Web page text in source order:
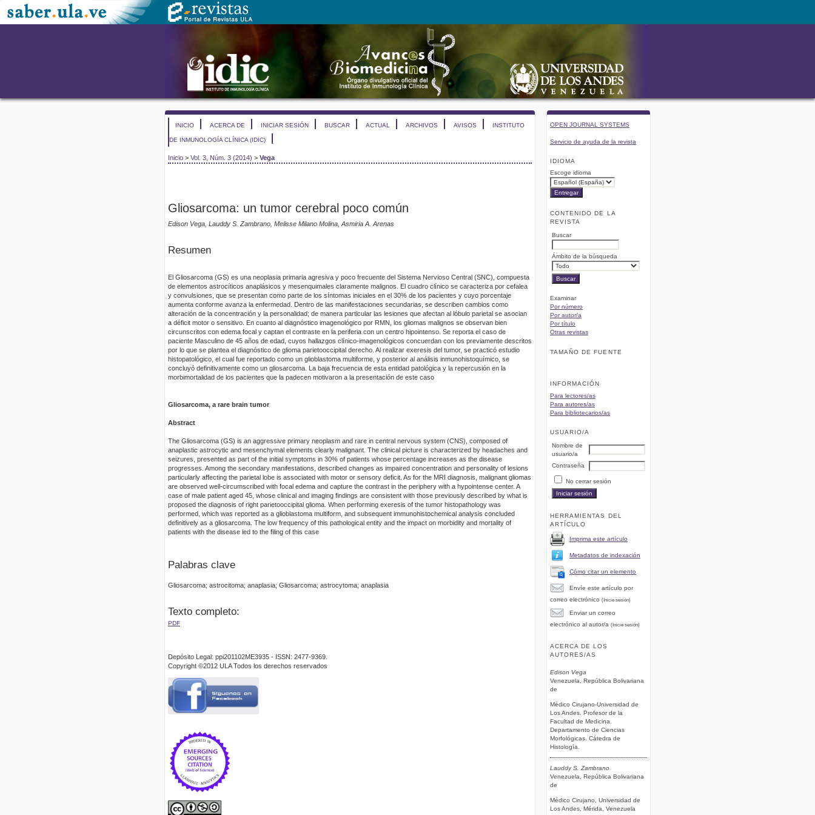
OPEN JOURNAL SYSTEMS
Servicio de ayuda de la revista
IDIOMA
Escoge idioma
CONTENIDO DE LA
REVISTA
Buscar
Ámbito de la búsqueda
Examinar
Por número
Por autor/a
Por título
Otras revistas
TAMAÑO DE FUENTE
INFORMACIÓN
Para lectores/as
Para autores/as
Para bibliotecarios/as
USUARIO/A
Nombre de
usuario/a
Contraseña
No cerrar sesión
HERRAMIENTAS DEL
ARTÍCULO
Imprima este artículo
Metadatos de indexación
Cómo citar un elemento
Envíe este artículo por
correo electrónico (Inicie sesión)
Enviar un correo
electrónico al autor/a (Inicie sesión)
ACERCA DE LOS
AUTORES/AS
Edison Vega
Venezuela, República Bolivariana
de
Médico Cirujano-Universidad de
Los Andes. Profesor de la
Facultad de Medicina.
Departamento de Ciencias
Morfológicas. Cátedra de
Histología.
Lauddy S. Zambrano
Venezuela, República Bolivariana
de
Médico Cirujano, Universidad de
Los Andes, Mérida, Venezuela
INICIO ACERCA DE INICIAR SESIÓN BUSCAR ACTUAL ARCHIVOS AVISOS INSTITUTO
DE INMUNOLOGÍA CLÍNICA (IDIC)
Inicio > Vol. 3, Núm. 3 (2014) > Vega
Gliosarcoma: un tumor cerebral poco común
Edison Vega, Lauddy S. Zambrano, Melisse Milano Molina, Asmiria A. Arenas
Resumen
El Gliosarcoma (GS) es una neoplasia primaria agresiva y poco frecuente del Sistema Nervioso Central (SNC), compuesta
de elementos astrocíticos anaplásicos y mesenquimales claramente malignos. El cuadro clínico se caracteriza por cefalea
y convulsiones, que se presentan como parte de los síntomas iniciales en el 30% de los pacientes y cuyo porcentaje
aumenta conforme avanza la enfermedad. Dentro de las manifestaciones secundarias, se describen cambios como
alteración de la concentración y la personalidad; de manera particular las lesiones que afectan al lóbulo parietal se asocian
a déficit motor o sensitivo. En cuanto al diagnóstico imagenológico por RMN, los gliomas malignos se observan bien
circunscritos con edema focal y captan el contraste en la periferia con un centro hipointenso. Se reporta el caso de
paciente Masculino de 45 años de edad, cuyos hallazgos clínico-imagenológicos concuerdan con los previamente descritos
por lo que se plantea el diagnóstico de glioma parietooccipital derecho. Al realizar exeresis del tumor, se practicó estudio
histopatológico, el cual fue reportado como un glioblastoma multiforme, y posterior al análisis inmunohistoquímico, se
concluyó definitivamente como un gliosarcoma. La baja frecuencia de esta entidad patológica y la repercusión en la
morbimortalidad de los pacientes que la padecen motivaron a la presentación de este caso
Gliosarcoma, a rare brain tumor
Abstract
The Gliosarcoma (GS) is an aggressive primary neoplasm and rare in central nervous system (CNS), composed of
anaplastic astrocytic and mesenchymal elements clearly malignant. The clinical picture is characterized by headaches and
seizures, presented as part of the initial symptoms in 30% of patients whose percentage increases as the disease
progresses. Among the secondary manifestations, described changes as impaired concentration and personality of lesions
particularly affecting the parietal lobe is associated with motor or sensory deficit. As for the MRI diagnosis, malignant gliomas
are observed well-circumscribed with focal edema and capture the contrast in the periphery with a hypointense center. A
case of male patient aged 45, whose clinical and imaging findings are consistent with those previously described by what is
proposed the diagnosis of right parietooccipital glioma. When performing exeresis of the tumor histopathology was
performed, which was reported as a glioblastoma multiform, and subsequent immunohistochemical analysis concluded
definitively as a gliosarcoma. The low frequency of this pathological entity and the impact on morbidity and mortality of
patients with the disease led to the filing of this case
Palabras clave
Gliosarcoma; astrocitoma; anaplasia; Gliosarcoma; astrocytoma; anaplasia
Texto completo:
PDF
Depósito Legal: ppi201102ME3935 - ISSN: 2477-9369.
Copyright ©2012 ULA Todos los derechos reservados